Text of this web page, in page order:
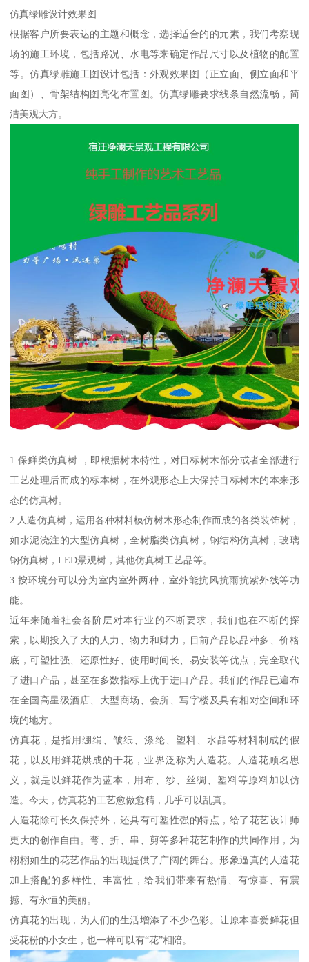
仿真绿雕设计效果图
根据客户所要表达的主题和概念，选择适合的的元素，我们考察现
场的施工环境，包括路况、水电等来确定作品尺寸以及植物的配置
等。仿真绿雕施工图设计包括：外观效果图（正立面、侧立面和平
面图）、骨架结构图亮化布置图。仿真绿雕要求线条自然流畅，简
洁美观大方。
1.保鲜类仿真树 ，即根据树木特性，对目标树木部分或者全部进行
工艺处理后而成的标本树，在外观形态上大保持目标树木的本来形
态的仿真树。
2.人造仿真树，运用各种材料模仿树木形态制作而成的各类装饰树，
如水泥浇注的大型仿真树，全树脂类仿真树，钢结构仿真树，玻璃
钢仿真树，LED景观树，其他仿真树工艺品等。
3.按环境分可以分为室内室外两种，室外能抗风抗雨抗紫外线等功
能。
近年来随着社会各阶层对本行业的不断要求，我们也在不断的探
索，以期投入了大的人力、物力和财力，目前产品以品种多、价格
底，可塑性强、还原性好、使用时间长、易安装等优点，完全取代
了进口产品，甚至在多数指标上优于进口产品。我们的作品已遍布
在全国高星级酒店、大型商场、会所、写字楼及具有相对空间和环
境的地方。
仿真花，是指用绷绢、皱纸、涤纶、塑料、水晶等材料制成的假
花，以及用鲜花烘成的干花，业界泛称为人造花。人造花顾名思
义，就是以鲜花作为蓝本，用布、纱、丝绸、塑料等原料加以仿
造。今天，仿真花的工艺愈做愈精，几乎可以乱真。
人造花除可长久保持外，还具有可塑性强的特点，给了花艺设计师
更大的创作自由。弯、折、串、剪等多种花艺制作的共同作用，为
栩栩如生的花艺作品的出现提供了广阔的舞台。形象逼真的人造花
加上搭配的多样性、丰富性，给我们带来有热情、有惊喜、有震
撼、有永恒的美丽。
仿真花的出现，为人们的生活增添了不少色彩。让原本喜爱鲜花但
受花粉的小女生，也一样可以有“花”相陪。